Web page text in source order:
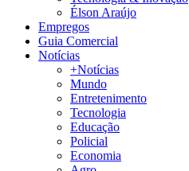
Élson Araújo
Empregos
Guia Comercial
Notícias
+Notícias
Mundo
Entretenimento
Tecnologia
Educação
Policial
Economia